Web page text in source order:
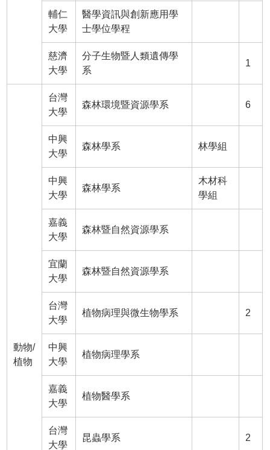
輔仁
大學
醫學資訊與創新應用學
士學位學程
慈濟
大學
分子生物暨人類遺傳學
系
1
動物/
植物
台灣
大學
森林環境暨資源學系 6
中興
大學
森林學系 林學組
中興
大學
森林學系
木材科
學組
嘉義
大學
森林暨自然資源學系
宜蘭
大學
森林暨自然資源學系
台灣
大學
植物病理與微生物學系 2
中興
大學
植物病理學系
嘉義
大學
植物醫學系
台灣
大學
昆蟲學系 2